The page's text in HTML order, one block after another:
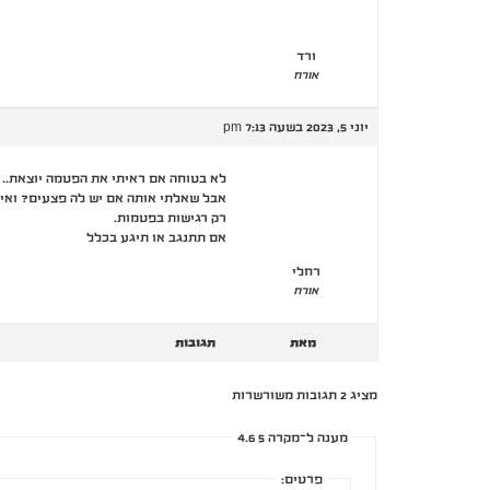
ורד
אורח
יוני 5, 2023 בשעה 7:13 pm
רחלי
אורח
לא בטוחה אם ראיתי את הפטמה יוצאת..
אבל שאלתי אותה אם יש לה פצעים?
רק רגישות בפטמות.
אם תתנגב או תיגע בכלל
מאת תגובות
מציג 2 תגובות משורשרות
מענה ל־מקרה 5 4.6
פרטים: